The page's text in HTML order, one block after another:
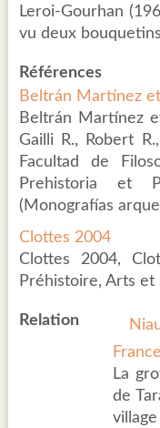
Leroi-Gourhan
vu deux
Références
Beltrán Martínez
Beltrán Martínez
Gailli R., Robert
Facultad de
Prehistoria et
(Monografías
Clottes 2004
Clottes 2004,
Préhistoire, Arts et
Relation
La
de